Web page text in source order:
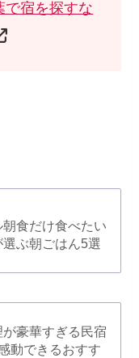
で宿を探すな
朝食だけ食べたい
選ぶ朝ごはん5選
が豪華すぎる民宿
動できるおすす